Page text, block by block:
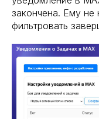
закончена. Ему не
фильтровать